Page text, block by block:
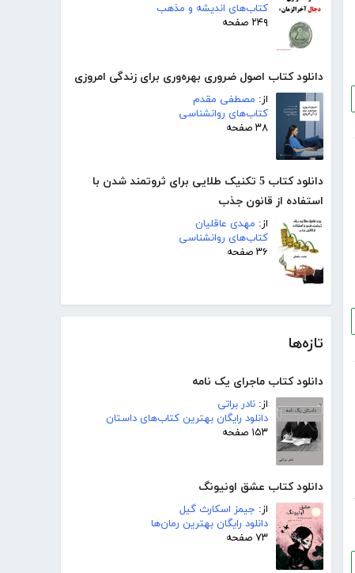
کتاب‌های اندیشه و مذهب
۲۴۹ صفحه
دانلود کتاب اصول ضروری بهره‌وری برای زندگی امروزی
از: مصطفی مقدم
کتاب‌های روانشناسی
۳۸ صفحه
دانلود کتاب 5 تکنیک طلایی برای ثروتمند شدن با
استفاده از قانون جذب
از: مهدی عاقلیان
کتاب‌های روانشناسی
۳۶ صفحه
تازه‌ها
دانلود کتاب ماجرای یک نامه
از: نادر براتی
دانلود رایگان بهترین کتاب‌های داستان
۱۵۳ صفحه
دانلود کتاب عشق اونیونگ
از: جیمز اسکارث گیل
دانلود رایگان بهترین رمان‌ها
۷۳ صفحه